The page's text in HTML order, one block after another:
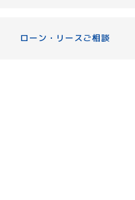
ローン・リースご相談